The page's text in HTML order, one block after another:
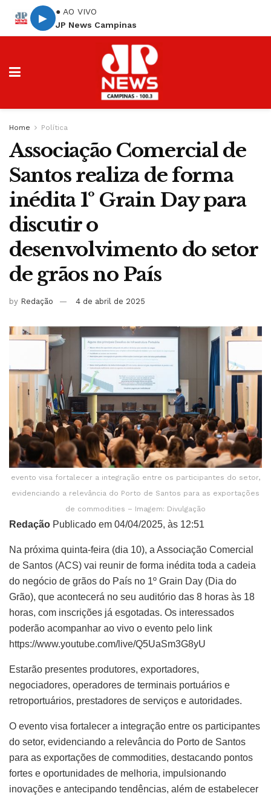
▶
● AO VIVO
JP News Campinas
Home Política
Associação Comercial de
Santos realiza de forma
inédita 1º Grain Day para
discutir o
desenvolvimento do setor
de grãos no País
by Redação 4 de abril de 2025
evento visa fortalecer a integração entre os participantes do setor,
evidenciando a relevância do Porto de Santos para as exportações
de commodities – Imagem: Divulgação
Redação Publicado em 04/04/2025, às 12:51
Na próxima quinta-feira (dia 10), a Associação Comercial
de Santos (ACS) vai reunir de forma inédita toda a cadeia
do negócio de grãos do País no 1º Grain Day (Dia do
Grão), que acontecerá no seu auditório das 8 horas às 18
horas, com inscrições já esgotadas. Os interessados
poderão acompanhar ao vivo o evento pelo link
https://www.youtube.com/live/Q5UaSm3G8yU
Estarão presentes produtores, exportadores,
negociadores, operadores de terminais portuários e
retroportuários, prestadores de serviços e autoridades.
O evento visa fortalecer a integração entre os participantes
do setor, evidenciando a relevância do Porto de Santos
para as exportações de commodities, destacando pontos
fortes e oportunidades de melhoria, impulsionando
inovações e antecipando tendências, além de estabelecer